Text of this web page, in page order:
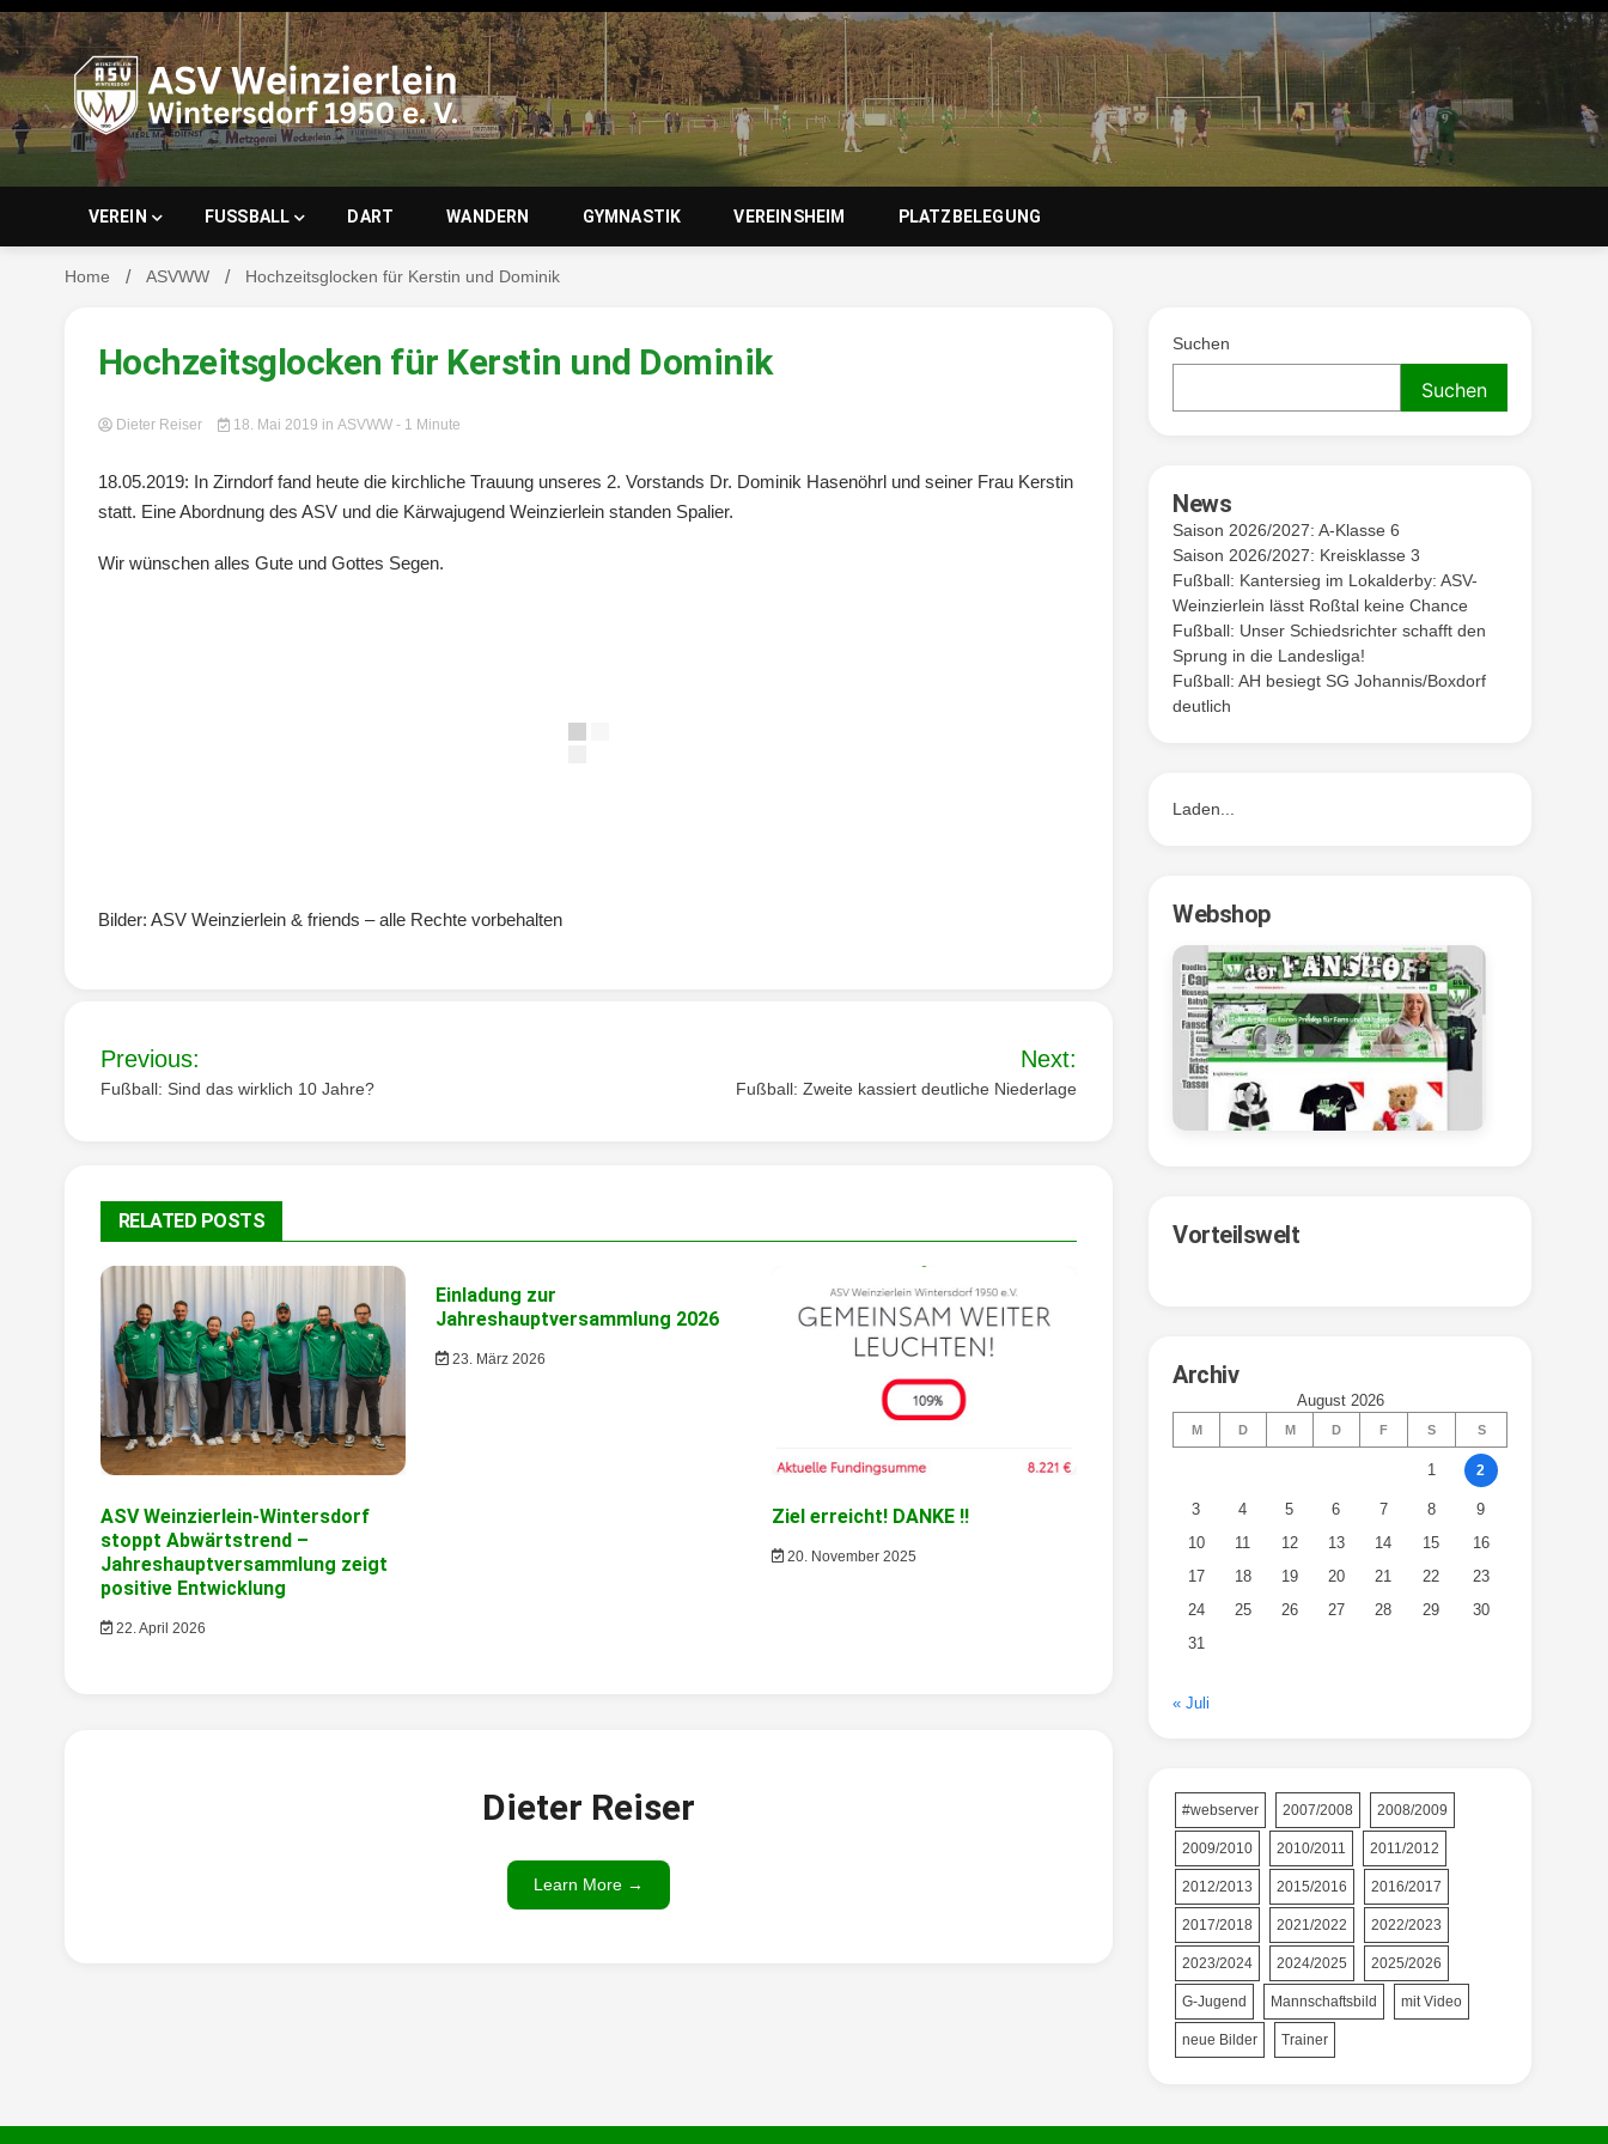
Skip
to
content
ASV Weinzierlein-
Wintersdorf 1950 e. V.
VEREIN FUSSBALL DART WANDERN GYMNASTIK VEREINSHEIM PLATZBELEGUNG
Home ASVWW Hochzeitsglocken für Kerstin und Dominik
Hochzeitsglocken für Kerstin und Dominik
Dieter Reiser 18. Mai 2019 inASVWW - 1 Minute
18.05.2019: In Zirndorf fand heute die kirchliche Trauung unseres 2. Vorstands Dr. Dominik Hasenöhrl und seiner Frau Kerstin
statt. Eine Abordnung des ASV und die Kärwajugend Weinzierlein standen Spalier.
Wir wünschen alles Gute und Gottes Segen.
Bilder: ASV Weinzierlein & friends – alle Rechte vorbehalten
Beitragsnavigation
Previous:
Fußball: Sind das wirklich 10 Jahre?
Next:
Fußball: Zweite kassiert deutliche Niederlage
RELATED POSTS
ASV Weinzierlein-Wintersdorf
stoppt Abwärtstrend –
Jahreshauptversammlung zeigt
positive Entwicklung
22. April 2026
Einladung zur
Jahreshauptversammlung 2026
23. März 2026
Ziel erreicht! DANKE !!
20. November 2025
Dieter Reiser
Learn More →
Suchen
Suchen
News
Saison 2026/2027: A-Klasse 6
Saison 2026/2027: Kreisklasse 3
Fußball: Kantersieg im Lokalderby: ASV-
Weinzierlein lässt Roßtal keine Chance
Fußball: Unser Schiedsrichter schafft den
Sprung in die Landesliga!
Fußball: AH besiegt SG Johannis/Boxdorf
deutlich
Laden...
Webshop
Vorteilswelt
Archiv
August 2026
M D M D F S S
1 2
3 4 5 6 7 8
9
10
11 12 13 14 15
16
17
18 19 20 21 22
23
24
25 26 27 28 29
30
31
« Juli
#webserver 2007/2008 2008/2009
2009/2010 2010/2011 2011/2012
2012/2013 2015/2016 2016/2017
2017/2018 2021/2022 2022/2023
2023/2024 2024/2025 2025/2026
G-Jugend Mannschaftsbild mit Video
neue Bilder Trainer